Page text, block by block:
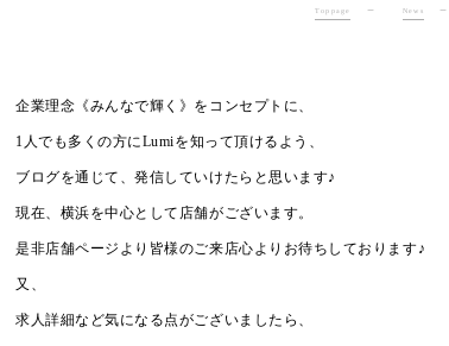
Toppage ー News ー
企業理念《みんなで輝く》をコンセプトに、
1人でも多くの方にLumiを知って頂けるよう、
ブログを通じて、発信していけたらと思います♪
現在、横浜を中心として店舗がございます。
是非店舗ページより皆様のご来店心よりお待ちしております♪
又、
求人詳細など気になる点がございましたら、